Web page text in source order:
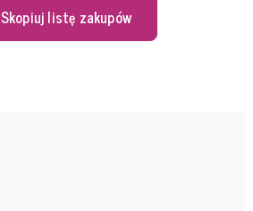
Skopiuj listę zakupów